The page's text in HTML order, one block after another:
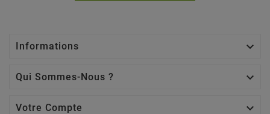
Informations 
Qui Sommes-Nous ? 
Votre Compte 